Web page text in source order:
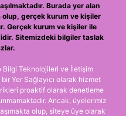
Burada yer alan
gerçek kurum ve kişiler
Gerçek kurum ve kişiler ile
Sitemizdeki bilgiler taslak
Bilgi Teknolojileri ve İletişim
Yer Sağlayıcı olarak hizmet
proaktif olarak denetleme
Ancak, üyelerimiz
olup, siteye üye olarak